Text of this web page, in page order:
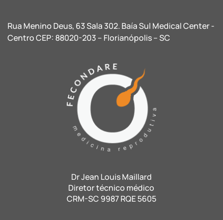
Rua Menino Deus, 63 Sala 302. Baía Sul Medical Center -
Centro CEP: 88020-203 – Florianópolis – SC
Dr Jean Louis Maillard
Diretor técnico médico
CRM-SC 9987 RQE 5605